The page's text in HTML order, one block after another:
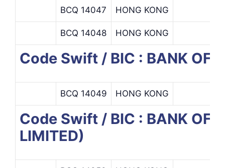
BCQ 14047 HONG KONG
BCQ 14048 HONG KONG
Code Swift / BIC : BANK OF
BCQ 14049 HONG KONG
Code Swift / BIC : BANK OF
LIMITED)